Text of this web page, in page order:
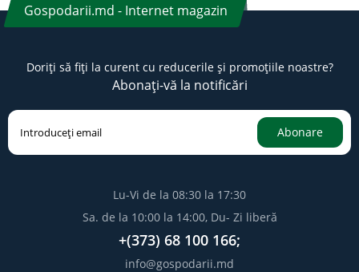
Gospodarii.md - Internet magazin
Doriți să fiți la curent cu reducerile și promoțiile noastre?
Abonați-vă la notificări
Abonare
Lu-Vi de la 08:30 la 17:30
Sa. de la 10:00 la 14:00, Du- Zi liberă
+(373) 68 100 166;
info@gospodarii.md